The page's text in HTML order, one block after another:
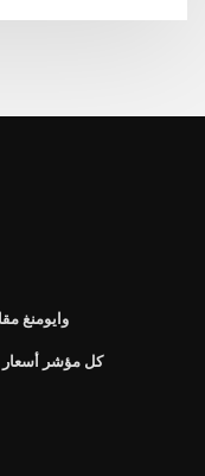
وايومنغ
كل مؤشر أسعار